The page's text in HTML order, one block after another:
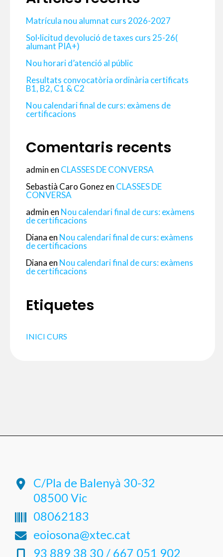
Matrícula nou alumnat curs 2026-2027
Sol·licitud devolució de taxes curs 25-26(
alumant PIA+)
Nou horari d’atenció al públic
Resultats convocatòria ordinària certificats
B1, B2, C1 & C2
Nou calendari final de curs: exàmens de
certificacions
Comentaris recents
admin en CLASSES DE CONVERSA
Sebastià Caro Gonezen CLASSES DE
CONVERSA
admin en Nou calendari final de curs: exàmens
de certificacions
Diana en Nou calendari final de curs: exàmens
de certificacions
Diana en Nou calendari final de curs: exàmens
de certificacions
Etiquetes
INICI CURS
C/Pla de Balenyà 30-32
08500 Vic
08062183
eoiosona@xtec.cat
93 889 38 30 / 667 051 902